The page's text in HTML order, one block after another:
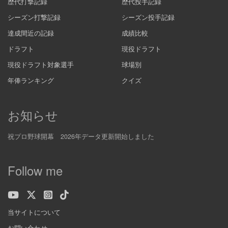
シーズン打撃記録
シーズン投手記録
達成間近の記録
成績比較
ドラフト
現役ドラフト
現役ドラフト対象選手
球場別
年俸ランキング
クイズ
お知らせ
祝プロ野球開幕 2026年データ更新開始しました
Follow me
当サイトについて